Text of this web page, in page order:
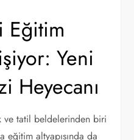
Eğitim
Yeni
Heyecanı
ve tatil beldelerinden biri
eğitim altyapısında da